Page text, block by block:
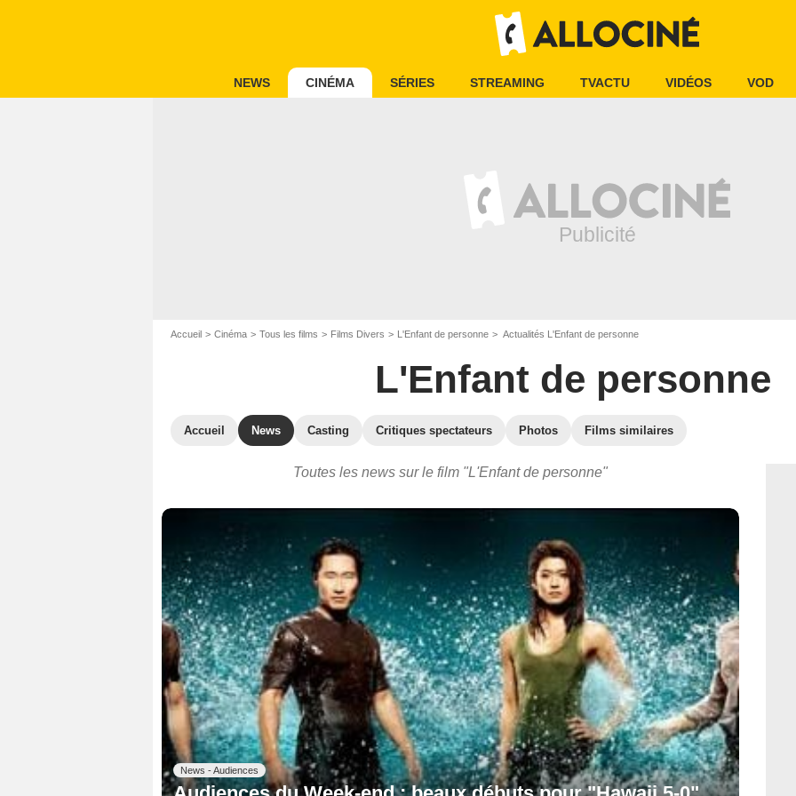
NEWS CINÉMA SÉRIES STREAMING TVACTU VIDÉOS VOD
Accueil Cinéma Tous les films Films Divers L'Enfant de personne Actualités L'Enfant de personne
L'Enfant de personne
Accueil News Casting Critiques spectateurs Photos Films similaires
Toutes les news sur le film "L'Enfant de personne"
News - Audiences